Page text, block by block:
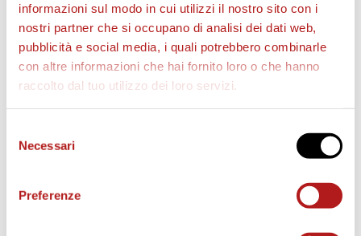
informazioni sul modo in cui utilizzi il nostro sito con i
nostri partner che si occupano di analisi dei dati web,
pubblicità e social media, i quali potrebbero combinarle
con altre informazioni che hai fornito loro o che hanno
raccolto dal tuo utilizzo dei loro servizi.
delNecessari
Preferenze